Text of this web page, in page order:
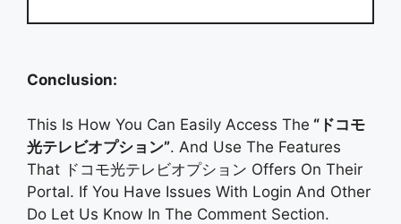
Conclusion:
This Is How You Can Easily Access The “ドコモ
光テレビオプション”. And Use The Features
That ドコモ光テレビオプション Offers On Their
Portal. If You Have Issues With Login And Other
Do Let Us Know In The Comment Section.